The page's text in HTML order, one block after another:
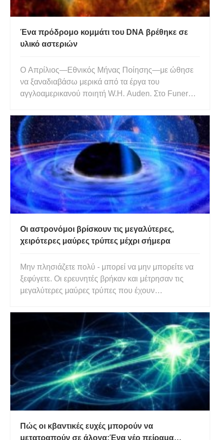
Ένα πρόδρομο κομμάτι του DNA βρέθηκε σε
υλικό αστεριών
Ο Απρίλιος—Εθνικός Μήνας Ποίησης—με ώθησε
να ξαναδιαβάσω μερικά από τα έργα του
αγγλοαμερικανού ποιητή W.H. Auden. Στο Funeral
Weddings and a Funeral , Ο Auden συνδυάζει τις
σκέψεις για τον κόσμο με αυτές για την ανθρώπινη
κατάσταση. Οι τελευταίες τέσσερις σε
Οι αστρονόμοι βρίσκουν τις μεγαλύτερες,
χειρότερες μαύρες τρύπες μέχρι σήμερα
Μην πλησιάζετε πολύ - μπορεί να μην μπορείτε να
ξεφύγετε. Οι ερευνητές βρήκαν και μέτρησαν τις
μεγαλύτερες μαύρες τρύπες που έχουν
επιφάνειες 10 φορές μεγαλύτερες από το ηλιακό
μας σύστημα – και αρκετά δισεκατομμύρια φορές
βαρύτερες. Ναι, το διάβασες σωστά;
Πώς οι κβαντικές ευχές μπορούν να
μετατραπούν σε άλογα:Ένα νέο πείραμα